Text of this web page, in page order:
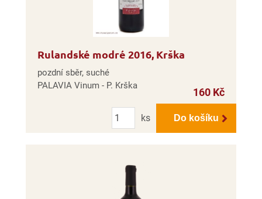
Rulandské modré 2016, Krška
pozdní sběr, suché
PALAVIA Vinum - P. Krška
160 Kč
Počet
ks
Do košíku